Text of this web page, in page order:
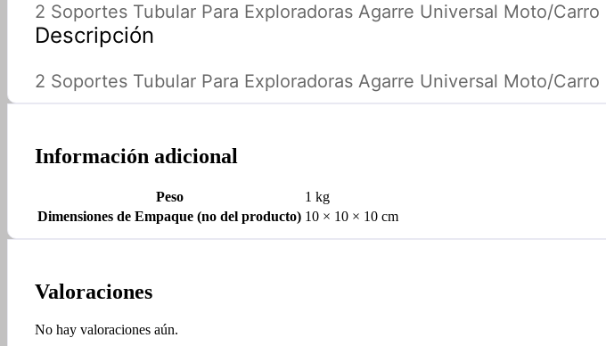
2 Soportes Tubular Para Exploradoras Agarre Universal Moto/Carro
Descripción
2 Soportes Tubular Para Exploradoras Agarre Universal Moto/Carro
Información adicional
Peso
1 kg
Dimensiones de Empaque (no del producto) 10 × 10 × 10 cm
Valoraciones
No hay valoraciones aún.